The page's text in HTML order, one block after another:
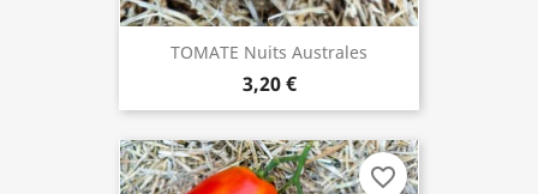
TOMATE Nuits Australes
3,20 €
favorite_border